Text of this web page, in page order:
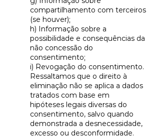
compartilhamento com terceiros
(se houver);
h) Informação sobre a
possibilidade e consequências da
não concessão do
consentimento;
i) Revogação do consentimento.
Ressaltamos que o direito à
eliminação não se aplica a dados
tratados com base em
hipóteses legais diversas do
consentimento, salvo quando
demonstrada a desnecessidade,
excesso ou desconformidade.